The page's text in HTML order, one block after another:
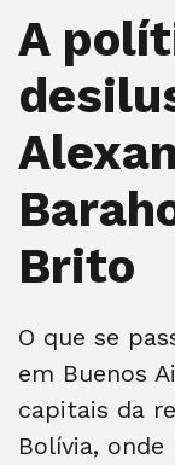
A
Brito
O que se
em Buenos
capitais da
Bolívia,